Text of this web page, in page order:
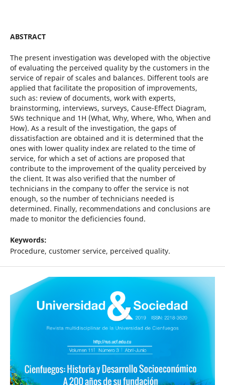
ABSTRACT
The present investigation was developed with the objective
of evaluating the perceived quality by the customers in the
service of repair of scales and balances. Different tools are
applied that facilitate the proposition of improvements,
such as: review of documents, work with experts,
brainstorming, interviews, surveys, Cause-Effect Diagram,
5Ws technique and 1H (What, Why, Where, Who, When and
How). As a result of the investigation, the gaps of
dissatisfaction are obtained and it is determined that the
ones with lower quality index are related to the time of
service, for which a set of actions are proposed that
contribute to the improvement of the quality perceived by
the client. It was also verified that the number of
technicians in the company to offer the service is not
enough, so the number of technicians needed is
determined. Finally, recommendations and conclusions are
made to monitor the deficiencies found.
Keywords:
Procedure, customer service, perceived quality.